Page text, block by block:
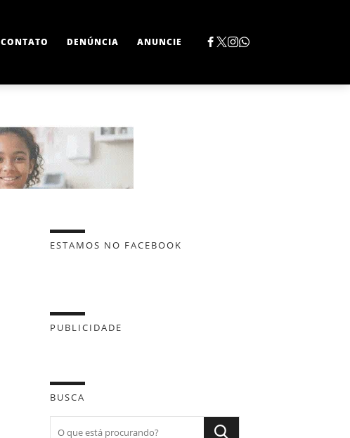
CONTATO DENÚNCIA ANUNCIE
ESTAMOS NO FACEBOOK
PUBLICIDADE
BUSCA